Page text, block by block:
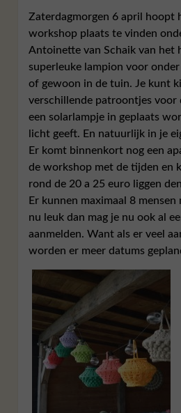
Zaterdagmorgen 6 april hoopt
workshop plaats te vinden
Antoinette van Schaik van het
superleuke lampion voor
of gewoon in de tuin. Je kunt
verschillende patroontjes voor
een solarlampje in geplaats
licht geeft. En natuurlijk in je
Er komt binnenkort nog een
de workshop met de tijden en
rond de 20 a 25 euro liggen
Er kunnen maximaal 8
nu leuk dan mag je nu ook al
aanmelden. Want als er veel
worden er meer datums